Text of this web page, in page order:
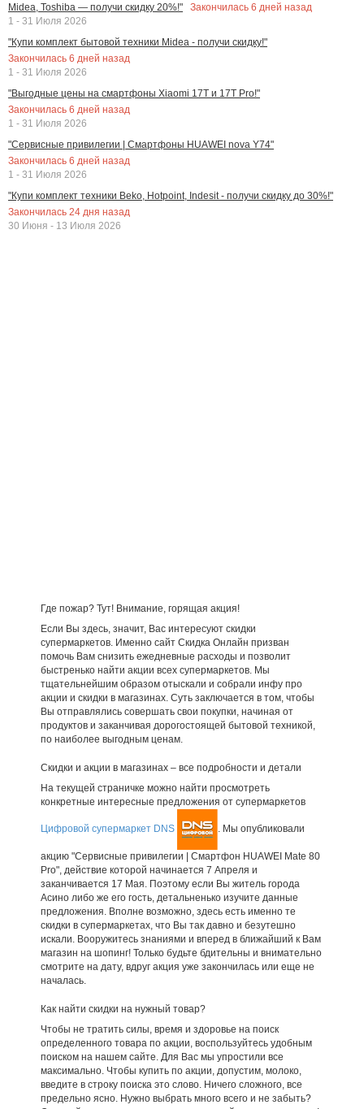
Midea, Toshiba — получи скидку 20%!"
Закончилась 6 дней назад
1 - 31 Июля 2026
"Купи комплект бытовой техники Midea - получи скидку!"
Закончилась 6 дней назад
1 - 31 Июля 2026
"Выгодные цены на смартфоны Xiaomi 17T и 17T Pro!"
Закончилась 6 дней назад
1 - 31 Июля 2026
"Сервисные привилегии | Смартфоны HUAWEI nova Y74"
Закончилась 6 дней назад
1 - 31 Июля 2026
"Купи комплект техники Beko, Hotpoint, Indesit - получи скидку до 30%!"
Закончилась 24 дня назад
30 Июня - 13 Июля 2026
Где пожар? Тут! Внимание, горящая акция!
Если Вы здесь, значит, Вас интересуют скидки
супермаркетов. Именно сайт Скидка Онлайн призван
помочь Вам снизить ежедневные расходы и позволит
быстренько найти акции всех супермаркетов. Мы
тщательнейшим образом отыскали и собрали инфу про
акции и скидки в магазинах. Суть заключается в том, чтобы
Вы отправлялись совершать свои покупки, начиная от
продуктов и заканчивая дорогостоящей бытовой техникой,
по наиболее выгодным ценам.
Скидки и акции в магазинах – все подробности и детали
На текущей страничке можно найти просмотреть
конкретные интересные предложения от супермаркетов
Цифровой супермаркет DNS . Мы опубликовали
акцию "Сервисные привилегии | Смартфон HUAWEI Mate 80
Pro", действие которой начинается 7 Апреля и
заканчивается 17 Мая. Поэтому если Вы житель города
Асино либо же его гость, детальненько изучите данные
предложения. Вполне возможно, здесь есть именно те
скидки в супермаркетах, что Вы так давно и безутешно
искали. Вооружитесь знаниями и вперед в ближайший к Вам
магазин на шопинг! Только будьте бдительны и внимательно
смотрите на дату, вдруг акция уже закончилась или еще не
началась.
Как найти скидки на нужный товар?
Чтобы не тратить силы, время и здоровье на поиск
определенного товара по акции, воспользуйтесь удобным
поиском на нашем сайте. Для Вас мы упростили все
максимально. Чтобы купить по акции, допустим, молоко,
введите в строку поиска это слово. Ничего сложного, все
предельно ясно. Нужно выбрать много всего и не забыть?